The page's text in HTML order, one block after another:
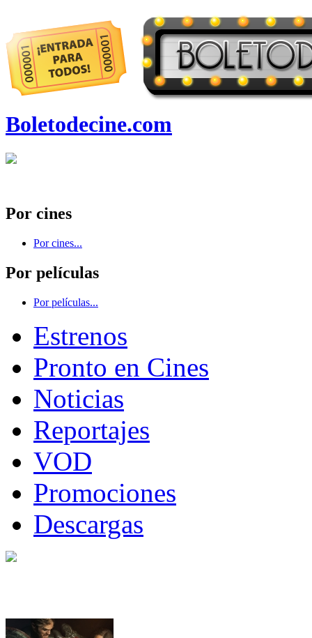
Boletodecine.com
Por cines
Por cines...
Por películas
Por películas...
Estrenos
Pronto en Cines
Noticias
Reportajes
VOD
Promociones
Descargas